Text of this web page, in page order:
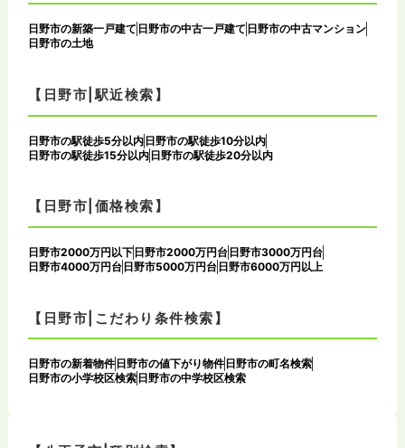
日野市の新築一戸建て 日野市の中古一戸建て 日野市の中古マンション
日野市の土地
【日野市|駅近検索】
日野市の駅徒歩5分以内 日野市の駅徒歩10分以内
日野市の駅徒歩15分以内 日野市の駅徒歩20分以内
【日野市|価格検索】
日野市2000万円以下 日野市2000万円台 日野市3000万円台
日野市4000万円台 日野市5000万円台 日野市6000万円以上
【日野市|こだわり条件検索】
日野市の新着物件 日野市の値下がり物件 日野市の町名検索
日野市の小学校区検索 日野市の中学校区検索